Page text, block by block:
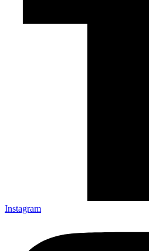
Instagram